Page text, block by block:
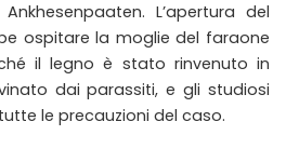
L’apertura del
ospitare la moglie del faraone
il legno è stato rinvenuto in
dai parassiti, e gli studiosi
le precauzioni del caso.